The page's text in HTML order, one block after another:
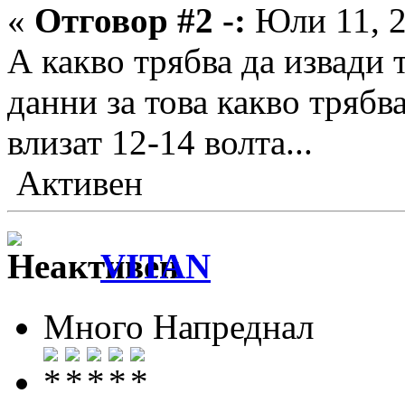
« Отговор #2 -: Юли 11,
А какво трябва да извади
данни за това какво
влизат 12-14 волта...
Активен
VITAN
Много Напреднал